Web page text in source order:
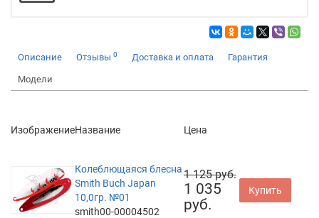
Описание Отзывы 0 Доставка и оплата Гарантия
Модели
ИзображениеНазвание Цена
Колеблющаяся блесна
Smith Buch Japan
10,0гр. №01
smith00-00004502
1 125 руб.
1 035
руб.
Купить